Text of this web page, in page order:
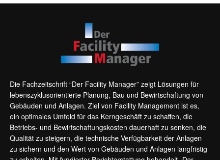
Die Fachzeitschrift “Der Facility Manager” zeigt Lösungen für
lebenszyklusorientierte Planung, Bau und Bewirtschaftung von
Gebäuden und Anlagen. Ziel von Facility Management ist es,
ein optimales Umfeld für das Kerngeschäft zu schaffen, die
Betriebs- und Bewirtschaftungskosten dauerhaft zu senken, die
Qualität zu steigern, die technische Verfügbarkeit der Anlagen
zu sichern und den Wert von Gebäuden und Anlagen langfristig